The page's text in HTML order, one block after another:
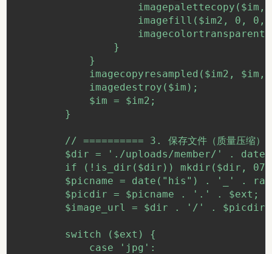
imagepalettecopy($im,
imagefill($im2, 0, 0,
imagecolortransparent($im2,
}
}
imagecopyresampled($im2, $im, 0,
imagedestroy($im);
$im = $im2;
}
// ========== 3. 保存文件（质量压缩）
$dir = './uploads/member/' .
if (!is_dir($dir)) mkdir($dir,
$picname = date("his") . '_' .
$picdir = $picname . '.' . $ext;
$image_url = $dir . '/' . $picdir;
switch ($ext) {
case 'jpg':